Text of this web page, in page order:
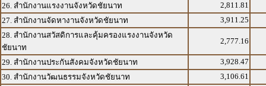
26. สำนักงานแรงงานจังหวัดชัยนาท
2,811.81
27. สำนักงานจัดหางานจังหวัดชัยนาท
3,911.25
28. สำนักงานสวัสดิการและคุ้มครองแรงงานจังหวัด
ชัยนาท
2,777.16
29. สำนักงานประกันสังคมจังหวัดชัยนาท
3,928.47
30. สำนักงานวัฒนธรรมจังหวัดชัยนาท
3,106.61